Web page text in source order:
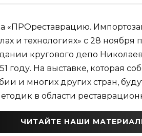
«ПРОреставрацию.
и технологиях» с 28 ноября
кругового депо
году. На выставке, которая
и многих других стран,
в области
ЧИТАЙТЕ НАШИ